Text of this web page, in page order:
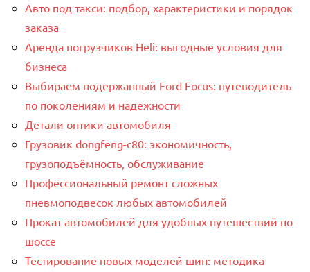
Авто под такси: подбор, характеристики и порядок
заказа
Аренда погрузчиков Heli: выгодные условия для
бизнеса
Выбираем подержанный Ford Focus: путеводитель
по поколениям и надежности
Детали оптики автомобиля
Грузовик dongfeng-c80: экономичность,
грузоподъёмность, обслуживание
Профессиональный ремонт сложных
пневмоподвесок любых автомобилей
Прокат автомобилей для удобных путешествий по
шоссе
Тестирование новых моделей шин: методика